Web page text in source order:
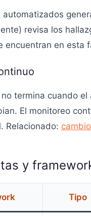
automatizados
revisa los
encuentran en esta
termina cuando
El monitoreo
Relacionado:
y
Tipo